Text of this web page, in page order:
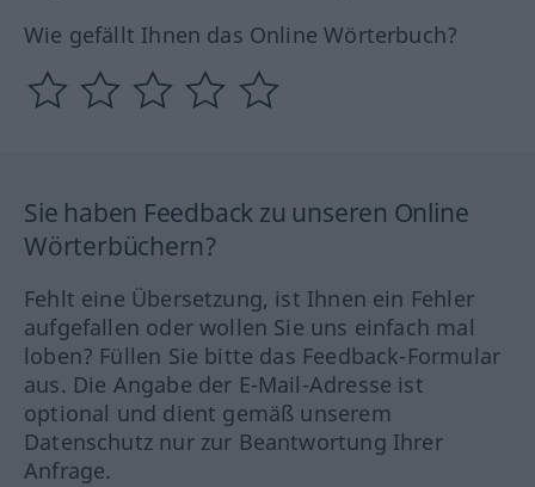
Wie gefällt Ihnen das Online Wörterbuch?
Sie haben Feedback zu unseren Online
Wörterbüchern?
Fehlt eine Übersetzung, ist Ihnen ein Fehler
aufgefallen oder wollen Sie uns einfach mal
loben? Füllen Sie bitte das Feedback-Formular
aus. Die Angabe der E-Mail-Adresse ist
optional und dient gemäß unserem
Datenschutz nur zur Beantwortung Ihrer
Anfrage.